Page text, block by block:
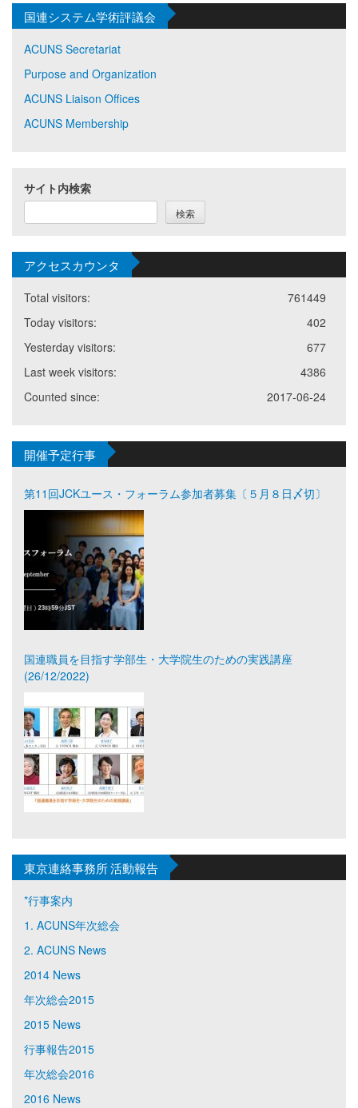
国連システム学術評議会
ACUNS Secretariat
Purpose and Organization
ACUNS Liaison Offices
ACUNS Membership
サイト内検索
検索
アクセスカウンタ
761449
Total visitors:
402
Today visitors:
677
Yesterday visitors:
4386
Last week visitors:
2017-06-24
Counted since:
開催予定行事
第11回JCKユース・フォーラム参加者募集〔５月８日〆切〕
国連職員を目指す学部生・大学院生のための実践講座
(26/12/2022)
東京連絡事務所 活動報告
*行事案内
1. ACUNS年次総会
2. ACUNS News
2014 News
年次総会2015
2015 News
行事報告2015
年次総会2016
2016 News